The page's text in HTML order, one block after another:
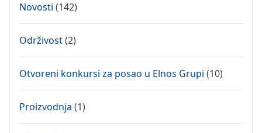
Novosti (142)
Održivost(2)
Otvoreni konkursi za posao u Elnos Grupi (10)
Proizvodnja (1)